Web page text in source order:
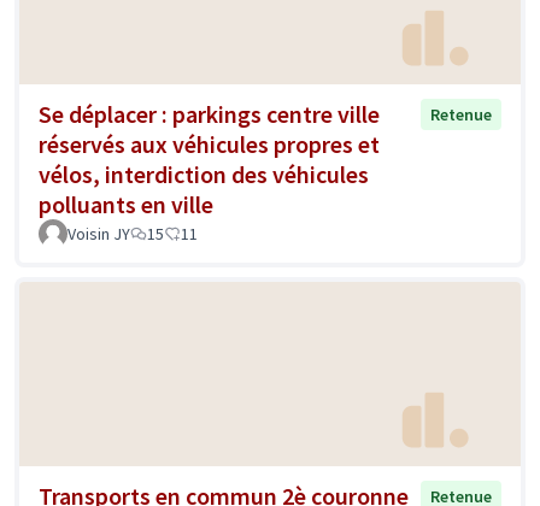
Se déplacer : parkings centre ville
réservés aux véhicules propres et
vélos, interdiction des véhicules
polluants en ville
Retenue
Voisin JY 15 11
Transports en commun 2è couronne Retenue